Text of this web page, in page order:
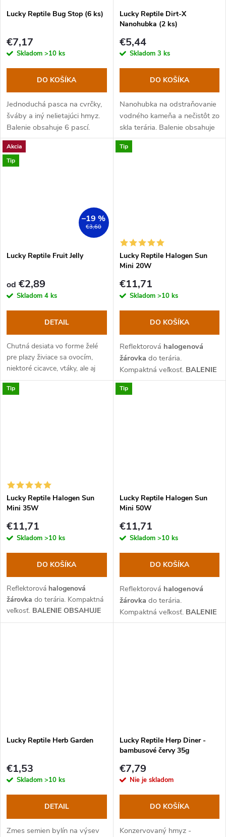
Lucky Reptile Bug Stop (6 ks)
€7,17
Skladom >10 ks
DO KOŠÍKA
Jednoduchá pasca na cvrčky,
šváby a iný nelietajúci hmyz.
Balenie obsahuje 6 pascí.
Lucky Reptile Dirt-X
Nanohubka (2 ks)
€5,44
Skladom 3 ks
DO KOŠÍKA
Nanohubka na odstraňovanie
vodného kameňa a nečistôt zo
skla terária. Balenie obsahuje
2 ks.
Akcia
Tip
€3,60
–19 %
Lucky Reptile Fruit Jelly
od €2,89
Skladom 4 ks
DETAIL
Chutná desiata vo forme želé
pre plazy živiace sa ovocím,
niektoré cicavce, vtáky, ale aj
krmivo pre chrobáky.
Tip
Lucky Reptile Halogen Sun
Mini 20W
€11,71
Skladom >10 ks
DO KOŠÍKA
Reflektorová halogenová
žárovka do terária.
Kompaktná veľkosť. BALENIE
OBSAHUJE 2 KS. ZávitE27.
Životnosť
Tip
Lucky Reptile Halogen Sun
Mini 35W
€11,71
Skladom >10 ks
DO KOŠÍKA
Reflektorová halogenová
žárovka do terária. Kompaktná
veľkosť. BALENIE OBSAHUJE
2 KS. ZávitE27.Životnosť2000
Tip
Lucky Reptile Halogen Sun
Mini 50W
€11,71
Skladom >10 ks
DO KOŠÍKA
Reflektorová halogenová
žárovka do terária.
Kompaktná veľkosť. BALENIE
OBSAHUJE 2
Lucky Reptile Herb Garden
€1,53
Skladom >10 ks
DETAIL
Zmes semien bylín na výsev
Lucky Reptile Herp Diner -
bambusové červy 35g
€7,79
Nie je skladom
DO KOŠÍKA
Konzervovaný hmyz -